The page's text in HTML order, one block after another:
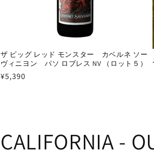
ザ ビッグ レッド モンスター カベルネ ソー
ヴィニヨン パソ ロブレス NV （ロット５）
通
¥5,390
CALIFORNIA -